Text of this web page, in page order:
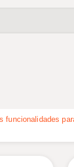
funcionalidades